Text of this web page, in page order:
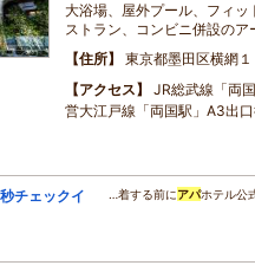
大浴場、屋外プール、フィ
ストラン、コンビニ併設のア
住所
東京都墨田区横網１
アクセス
JR総武線「両
営大江戸線「両国駅」A3出
チェックイ
…着する前にアパホテル公